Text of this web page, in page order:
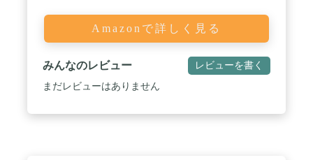
Amazonで詳しく見る
みんなのレビュー レビューを書く
まだレビューはありません